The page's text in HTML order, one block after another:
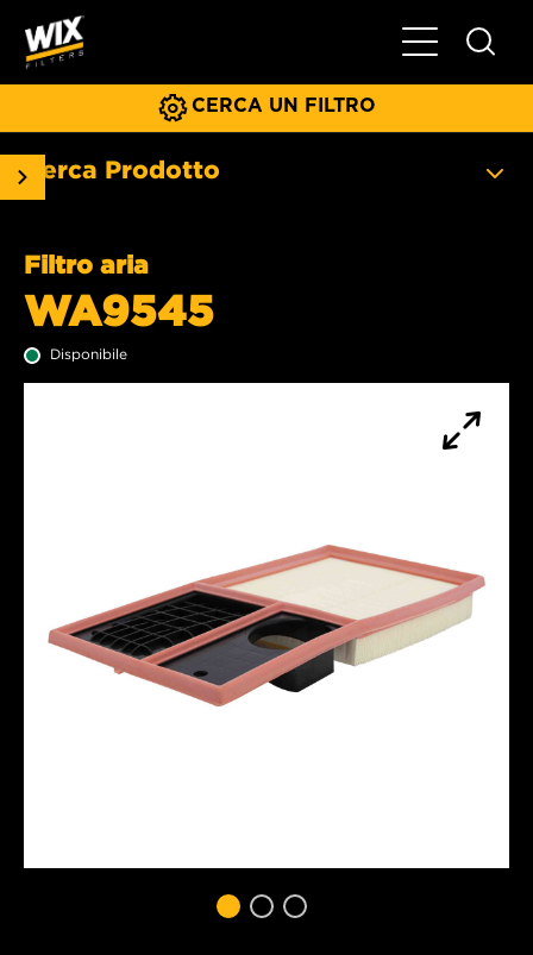
Menu
CERCA UN FILTRO
Cerca Prodotto
Filtro aria
WA9545
Disponibile